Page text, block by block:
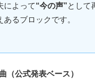
によって“今の声”として
あるブロックです。
（公式発表ベース）